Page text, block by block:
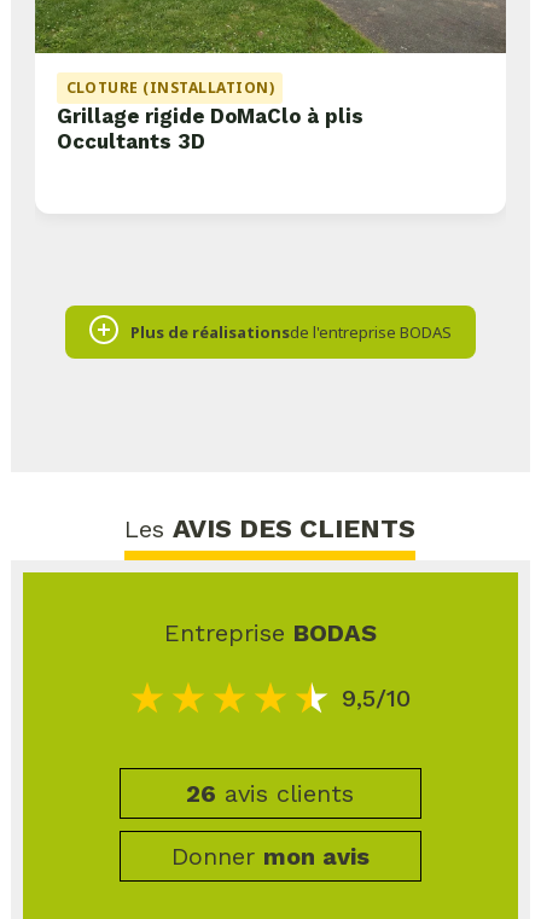
CLOTURE (INSTALLATION)
Grillage rigide DoMaClo à plis
Occultants 3D
Plus de réalisationsde l'entreprise BODAS
LesAVIS DES CLIENTS
Entreprise BODAS
9,5/10
26 avis clients
Donner mon avis